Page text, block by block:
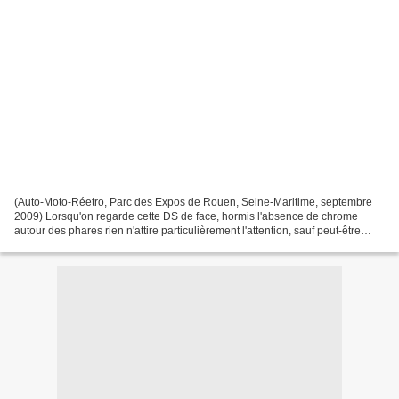
(Auto-Moto-Réetro, Parc des Expos de Rouen, Seine-Maritime, septembre
2009) Lorsqu'on regarde cette DS de face, hormis l'absence de chrome
autour des phares rien n'attire particulièrement l'attention, sauf peut-être